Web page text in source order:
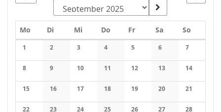
Kalender
Mo Montag
DiDienstag
MiMittwoch
Do Donnerstag
FrFreitagSaSamstag
So
1
Keine Veranstaltungen
2
Keine Veranstaltungen
3
Keine Veranstaltungen
4
Keine Veranstaltungen
5
Keine Veranstaltungen
6
Keine
7
Keine
8
Keine Veranstaltungen
9
Keine Veranstaltungen
10
Keine Veranstaltungen
11
Keine Veranstaltungen
12
Keine Veranstaltungen
13
Keine
14
Keine
15
Keine Veranstaltungen
16
Keine Veranstaltungen
17
Keine Veranstaltungen
18
Keine Veranstaltungen
19
Keine Veranstaltungen
20
Keine
21
Keine
22 23 24 25 26 27 28